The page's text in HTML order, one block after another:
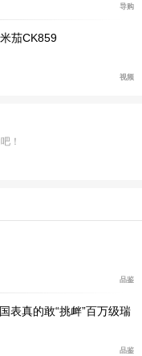
-科尔蒂纳冬奥会的
。这一设计不仅是对
价值。腕表内部搭载
芯通过了瑞士联邦计
文台认证，在精准
业的顶尖标准。机芯
标志性的同轴擒纵系
导购
茄CK859
视频
！
品鉴
表真的敢“挑衅”百万级瑞
品鉴